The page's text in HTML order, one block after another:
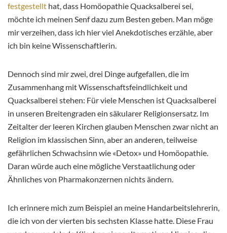
festgestellt hat, dass Homöopathie Quacksalberei sei,
möchte ich meinen Senf dazu zum Besten geben. Man möge
mir verzeihen, dass ich hier viel Anekdotisches erzähle, aber
ich bin keine Wissenschaftlerin.
Dennoch sind mir zwei, drei Dinge aufgefallen, die im
Zusammenhang mit Wissenschaftsfeindlichkeit und
Quacksalberei stehen: Für viele Menschen ist Quacksalberei
in unseren Breitengraden ein säkularer Religionsersatz. Im
Zeitalter der leeren Kirchen glauben Menschen zwar nicht an
Religion im klassischen Sinn, aber an anderen, teilweise
gefährlichen Schwachsinn wie «Detox» und Homöopathie.
Daran würde auch eine mögliche Verstaatlichung oder
Ähnliches von Pharmakonzernen nichts ändern.
Ich erinnere mich zum Beispiel an meine Handarbeitslehrerin,
die ich von der vierten bis sechsten Klasse hatte. Diese Frau